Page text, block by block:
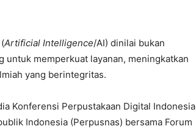
Artificial Intelligence/AI) dinilai bukan
untuk memperkuat layanan, meningkatkan
yang berintegritas.
Konferensi Perpustakaan Digital Indonesia
Indonesia (Perpusnas) bersama Forum